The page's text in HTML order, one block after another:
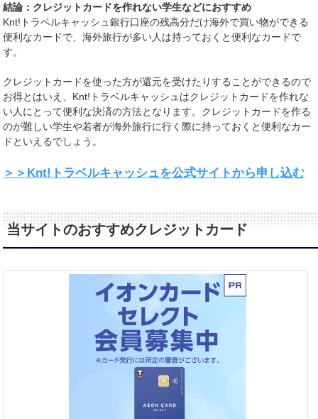
結論：クレジットカードを作れない学生などにおすすめ
Knt!トラベルキャッシュ銀行口座の残高分だけ海外で買い物ができる
便利なカードで、海外旅行が多い人は持っておくと便利なカードで
す。
クレジットカードを使った方が還元を受けたりすることができるので
お得とはいえ、Knt!トラベルキャッシュはクレジットカードを作れな
い人にとって便利な決済の方法となります。クレジットカードを作る
のが難しい学生や若者が海外旅行に行く際に持っておくと便利なカー
ドといえるでしょう。
＞＞Knt!トラベルキャッシュを公式サイトから申し込む
当サイトのおすすめクレジットカード